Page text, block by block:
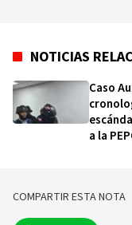
NOTICIAS
Caso
a la
COMPARTIR ESTA NOTA